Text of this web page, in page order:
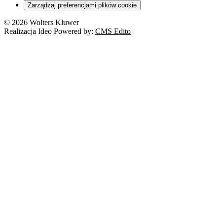
Zarządzaj preferencjami plików cookie
© 2026 Wolters Kluwer
Realizacja Ideo Powered by: CMS Edito